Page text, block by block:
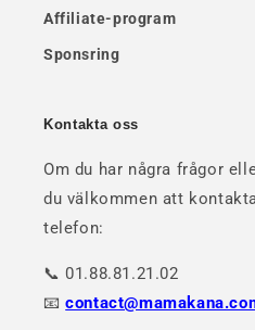
Affiliate-program
Sponsring
Kontakta oss
Om du har några frågor
du välkommen att
telefon:
📞 01.88.81.21.02
📧